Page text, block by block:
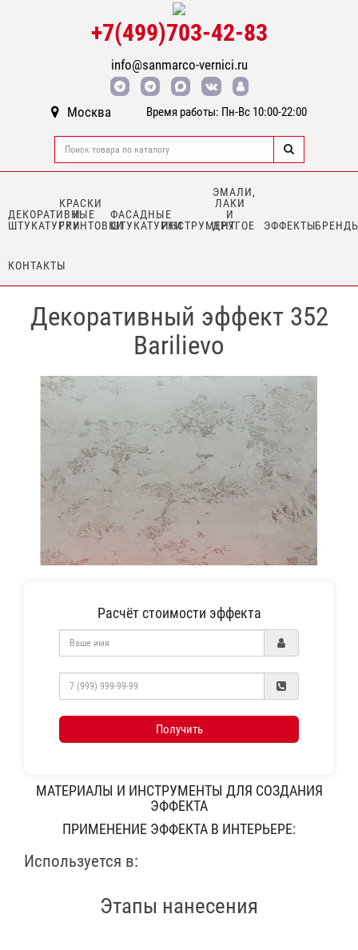
+7(499)703-42-83
info@sanmarco-vernici.ru
Москва Время работы: Пн-Вс 10:00-22:00
ДЕКОРАТИВНЫЕ
ШТУКАТУРКИ
КРАСКИ
И
ГРУНТОВКИ
ФАСАДНЫЕ
ШТУКАТУРКИИНСТРУМЕНТ
ЭМАЛИ,
ЛАКИ
И
ДРУГОЕ
ЭФФЕКТЫ
КОНТАКТЫ
Декоративный эффект 352
Barilievo
Расчёт стоимости эффекта
Получить
МАТЕРИАЛЫ И ИНСТРУМЕНТЫ ДЛЯ СОЗДАНИЯ
ЭФФЕКТА
ПРИМЕНЕНИЕ ЭФФЕКТА В ИНТЕРЬЕРЕ:
Используется в:
Этапы нанесения